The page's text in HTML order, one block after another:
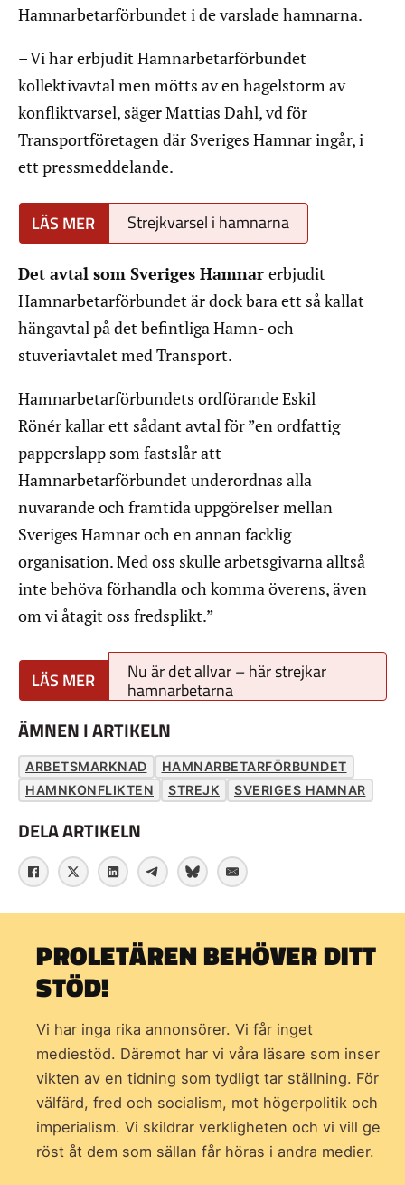
Hamnarbetarförbundet i de varslade hamnarna.
– Vi har erbjudit Hamnarbetarförbundet
kollektivavtal men mötts av en hagelstorm av
konfliktvarsel, säger Mattias Dahl, vd för
Transportföretagen där Sveriges Hamnar ingår, i
ett pressmeddelande.
Strejkvarsel i hamnarna
Det avtal som Sveriges Hamnar erbjudit
Hamnarbetarförbundet är dock bara ett så kallat
hängavtal på det befintliga Hamn- och
stuveriavtalet med Transport.
Hamnarbetarförbundets ordförande Eskil
Rönér kallar ett sådant avtal för ”en ordfattig
papperslapp som fastslår att
Hamnarbetarförbundet underordnas alla
nuvarande och framtida uppgörelser mellan
Sveriges Hamnar och en annan facklig
organisation. Med oss skulle arbetsgivarna alltså
inte behöva förhandla och komma överens, även
om vi åtagit oss fredsplikt.”
Nu är det allvar – här strejkar
hamnarbetarna
ÄMNEN I ARTIKELN
ARBETSMARKNAD
HAMNARBETARFÖRBUNDET
HAMNKONFLIKTEN
STREJK SVERIGES HAMNAR
DELA ARTIKELN
PROLETÄREN BEHÖVER DITT
STÖD!
Vi har inga rika annonsörer. Vi får inget
mediestöd. Däremot har vi våra läsare som inser
vikten av en tidning som tydligt tar ställning. För
välfärd, fred och socialism, mot högerpolitik och
imperialism. Vi skildrar verkligheten och vi vill ge
röst åt dem som sällan får höras i andra medier.